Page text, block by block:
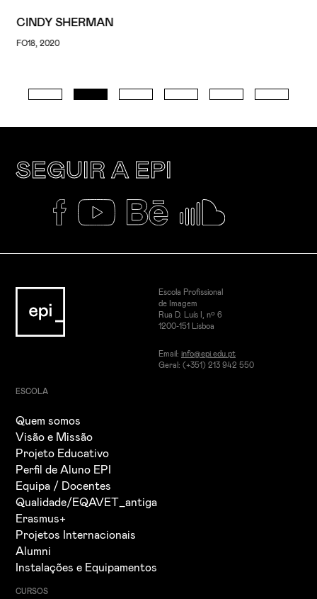
CINDY SHERMAN
FO18, 2020
SEGUIR A EPI
Escola Profissional
de Imagem
Rua D. Luís I, nº 6
1200-151 Lisboa
Email: info@epi.edu.pt
Geral: (+351) 213 942 550
ESCOLA
Quem somos
Visão e Missão
Projeto Educativo
Perfil de Aluno EPI
Equipa / Docentes
Qualidade/EQAVET_antiga
Erasmus+
Projetos Internacionais
Alumni
Instalações e Equipamentos
CURSOS